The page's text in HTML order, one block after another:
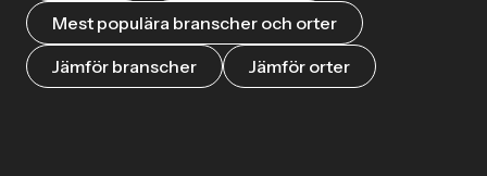
Mest populära branscher och orter
Jämför branscher
Jämför orter